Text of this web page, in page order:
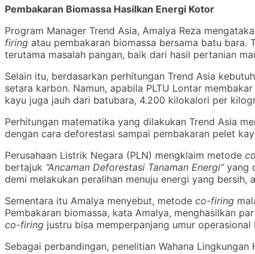
Pembakaran Biomassa Hasilkan Energi Kotor
Program Manager Trend Asia, Amalya Reza
firing atau pembakaran biomassa bersama batu bara.
terutama masalah pangan, baik dari hasil pertanian
Selain itu, berdasarkan perhitungan Trend Asia
setara karbon. Namun, apabila PLTU Lontar
kayu juga jauh dari batubara, 4.200 kilokalori per
Perhitungan matematika yang dilakukan Trend Asia
dengan cara deforestasi sampai pembakaran pelet
Perusahaan Listrik Negara (PLN) mengklaim metode
bertajuk “Ancaman Deforestasi Tanaman Energi”yang
demi melakukan peralihan menuju energi yang
Sementara itu Amalya menyebut, metode co-firing
Pembakaran biomassa, kata Amalya, menghasilkan
co-firing justru bisa memperpanjang umur
Sebagai perbandingan, penelitian Wahana